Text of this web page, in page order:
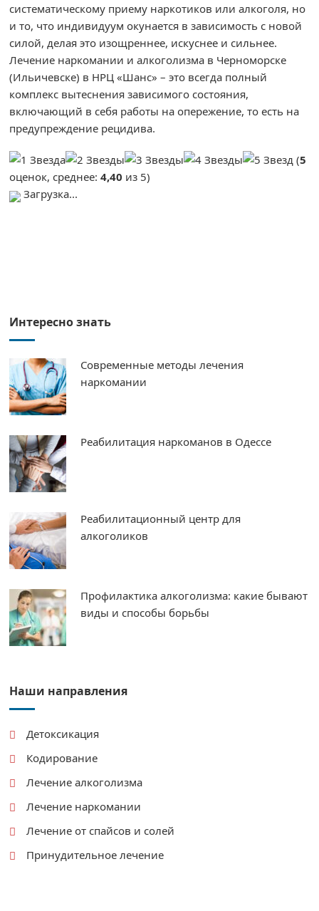
систематическому приему наркотиков или алкоголя, но
и то, что индивидуум окунается в зависимость с новой
силой, делая это изощреннее, искуснее и сильнее.
Лечение наркомании и алкоголизма в Черноморске
(Ильичевске) в НРЦ «Шанс» – это всегда полный
комплекс вытеснения зависимого состояния,
включающий в себя работы на опережение, то есть на
предупреждение рецидива.
(5
оценок, среднее:4,40 из 5)
Загрузка...
Интересно знать
Современные методы лечения
наркомании
Реабилитация наркоманов в Одессе
Реабилитационный центр для
алкоголиков
Профилактика алкоголизма: какие бывают
виды и способы борьбы
Наши направления
Детоксикация
Кодирование
Лечение алкоголизма
Лечение наркомании
Лечение от спайсов и солей
Принудительное лечение